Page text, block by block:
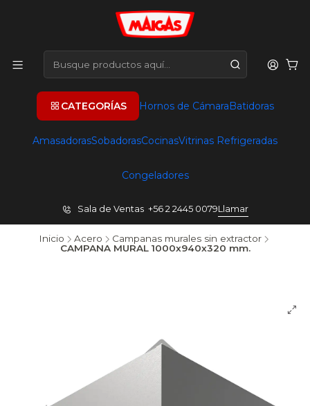
CATEGORÍAS Hornos de CámaraBatidoras
AmasadorasSobadorasCocinasVitrinas Refrigeradas
Congeladores
Sala de Ventas +56 2 2445 0079Llamar
Inicio Acero
Campanas murales sin extractor
CAMPANA MURAL 1000x940x320 mm.